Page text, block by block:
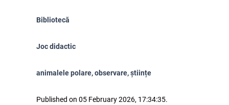
Bibliotecă
Joc didactic
animalele polare, observare, științe
Published on 05 February 2026, 17:34:35.